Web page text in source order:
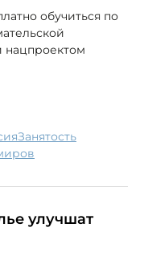
обучиться по
нацпроектом
занятость
улучшат